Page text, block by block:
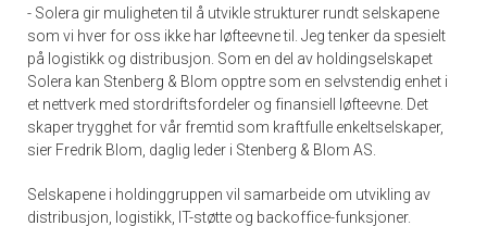
- Solera gir muligheten til å utvikle strukturer rundt selskapene
som vi hver for oss ikke har løfteevne til. Jeg tenker da spesielt
på logistikk og distribusjon. Som en del av holdingselskapet
Solera kan Stenberg & Blom opptre som en selvstendig enhet i
et nettverk med stordriftsfordeler og finansiell løfteevne. Det
skaper trygghet for vår fremtid som kraftfulle enkeltselskaper,
sier Fredrik Blom, daglig leder i Stenberg & Blom AS.
Selskapene i holdinggruppen vil samarbeide om utvikling av
distribusjon, logistikk, IT-støtte og backoffice-funksjoner.